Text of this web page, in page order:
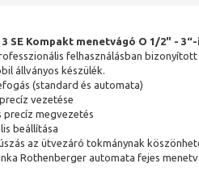
3 SE Kompakt menetvágó O 1/2" -
felhasználásban
állványos készülék.
(standard és automata)
vezetése
precíz megvezetés
beállítása
az ütvezáró tokmánynak
Rothenberger automata fejes